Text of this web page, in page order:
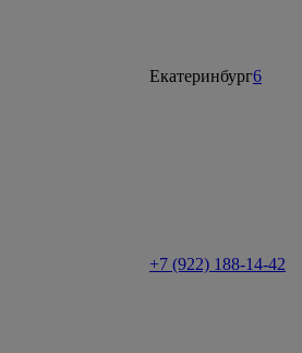
Екатеринбург6
+7 (922) 188-14-42